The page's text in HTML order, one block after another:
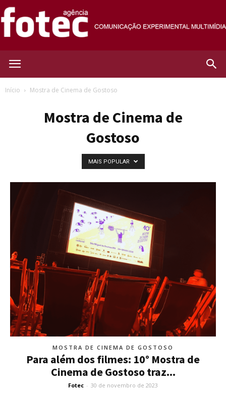
Fotec
Início Mostra de Cinema de Gostoso
Mostra de Cinema de
Gostoso
MAIS POPULAR
MOSTRA DE CINEMA DE GOSTOSO
Para além dos filmes: 10° Mostra de
Cinema de Gostoso traz...
Fotec - 30 de novembro de 2023